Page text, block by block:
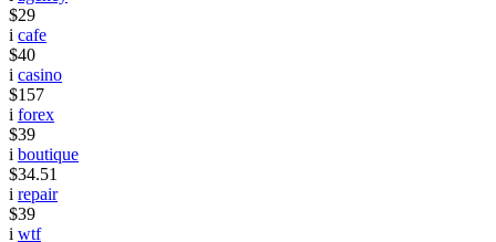
$29
i cafe
$40
i casino
$157
i forex
$39
i boutique
$34.51
i repair
$39
i wtf